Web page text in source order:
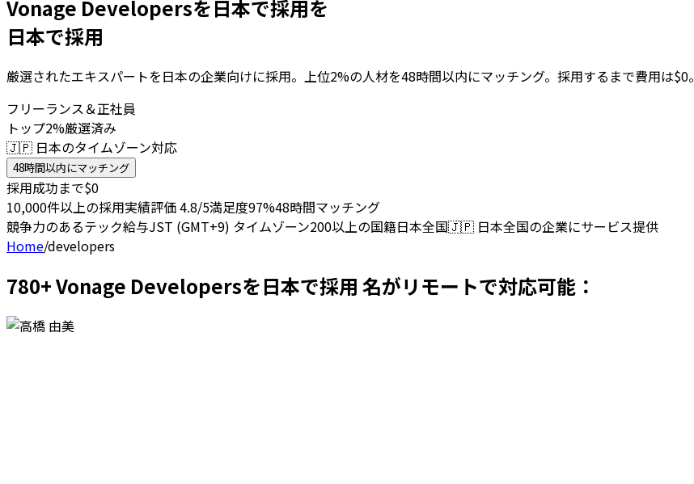
Vonage Developersを日本で採用を
日本で採用
厳選されたエキスパートを日本の企業向けに採用。上位2%の人材を48時間以内にマッチング。採用するまで費用は$0。
フリーランス＆正社員
トップ2%厳選済み
🇯🇵 日本のタイムゾーン対応
48時間以内にマッチング
採用成功まで$0
10,000件以上の採用実績評価 4.8/5満足度97%48時間マッチング
競争力のあるテック給与JST (GMT+9) タイムゾーン200以上の国籍日本全国🇯🇵 日本全国の企業にサービス提供
Home/developers
780+ Vonage Developersを日本で採用 名がリモートで対応可能：